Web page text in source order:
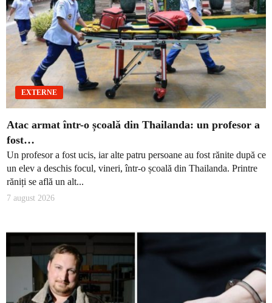
EXTERNE
Atac armat într-o școală din Thailanda: un profesor a
fost…
Un profesor a fost ucis, iar alte patru persoane au fost rănite după ce
un elev a deschis focul, vineri, într-o școală din Thailanda. Printre
răniți se află un alt...
7 august 2026